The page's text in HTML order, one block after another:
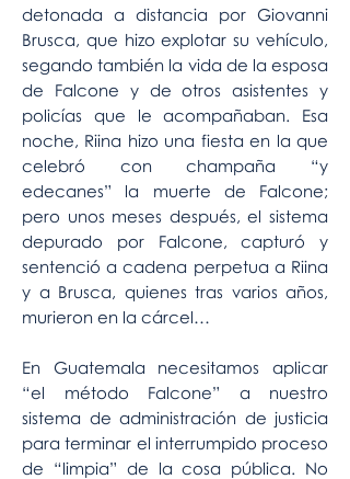
detonada a distancia por Giovanni
Brusca, que hizo explotar su vehículo,
segando también la vida de la esposa
de Falcone y de otros asistentes y
policías que le acompañaban. Esa
noche, Riina hizo una fiesta en la que
celebró con champaña “y
edecanes” la muerte de Falcone;
pero unos meses después, el sistema
depurado por Falcone, capturó y
sentenció a cadena perpetua a Riina
y a Brusca, quienes tras varios años,
murieron en la cárcel…
En Guatemala necesitamos aplicar
“el método Falcone” a nuestro
sistema de administración de justicia
para terminar el interrumpido proceso
de “limpia” de la cosa pública. No